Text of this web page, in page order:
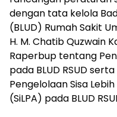
dengan tata kelola
(BLUD) Rumah Sakit
H. M. Chatib Quzwain
Raperbup tentang
pada BLUD RSUD
Pengelolaan Sisa
(SiLPA) pada BLUD